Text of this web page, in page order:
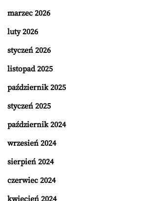
marzec 2026
luty 2026
styczeń 2026
listopad 2025
październik 2025
styczeń 2025
październik 2024
wrzesień 2024
sierpień 2024
czerwiec 2024
kwiecień 2024